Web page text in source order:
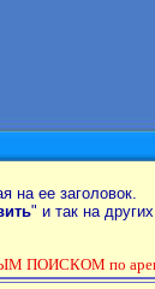
на ее заголовок.
" и так на
ПОИСКОМ по